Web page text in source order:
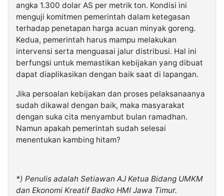
angka 1.300 dolar AS per metrik ton. Kondisi ini
menguji komitmen pemerintah dalam ketegasan
terhadap penetapan harga acuan minyak goreng.
Kedua, pemerintah harus mampu melakukan
intervensi serta menguasai jalur distribusi. Hal ini
berfungsi untuk memastikan kebijakan yang dibuat
dapat diaplikasikan dengan baik saat di lapangan.
Jika persoalan kebijakan dan proses pelaksanaanya
sudah dikawal dengan baik, maka masyarakat
dengan suka cita menyambut bulan ramadhan.
Namun apakah pemerintah sudah selesai
menentukan kambing hitam?
*) Penulis adalah Setiawan AJ Ketua Bidang UMKM
dan Ekonomi Kreatif Badko HMI Jawa Timur.